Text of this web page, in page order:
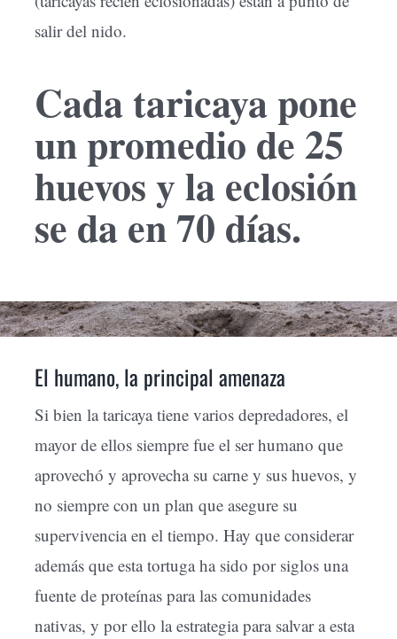
salir del nido.
Cada taricaya pone
un promedio de 25
huevos y la eclosión
se da en 70 días.
El humano, la principal amenaza
Si bien la taricaya tiene varios depredadores, el
mayor de ellos siempre fue el ser humano que
aprovechó y aprovecha su carne y sus huevos, y
no siempre con un plan que asegure su
supervivencia en el tiempo. Hay que considerar
además que esta tortuga ha sido por siglos una
fuente de proteínas para las comunidades
nativas, y por ello la estrategia para salvar a esta